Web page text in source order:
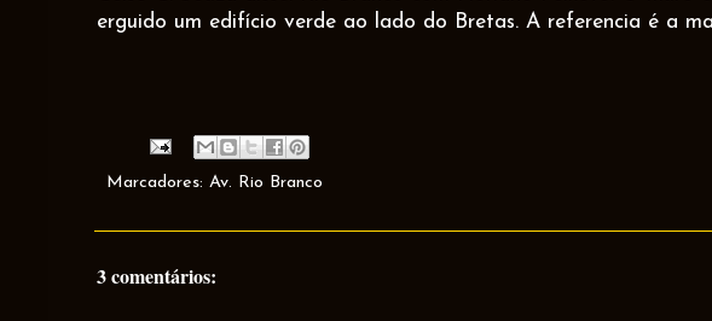
erguido um edifício verde ao lado do Bretas. A referencia é a
Marcadores: Av. Rio Branco
3 comentários: